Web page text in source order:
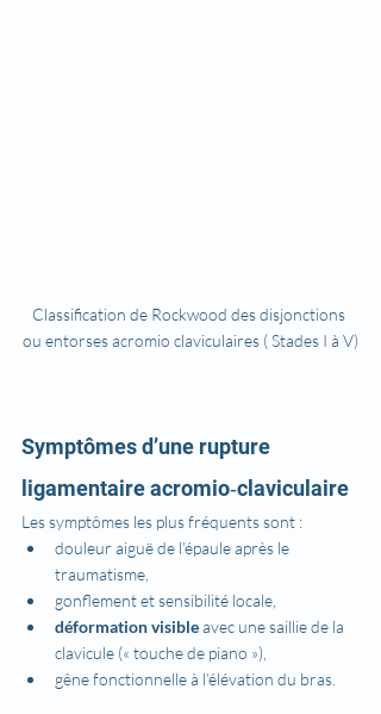
Classification de Rockwood des disjonctions
ou entorses acromio claviculaires ( Stades I à V)
Symptômes d’une rupture
ligamentaire acromio‑claviculaire
Les symptômes les plus fréquents sont :
douleur aiguë de l’épaule après le
traumatisme,
gonflement et sensibilité locale,
déformation visible avec une saillie de la
clavicule (« touche de piano »),
gêne fonctionnelle à l’élévation du bras.